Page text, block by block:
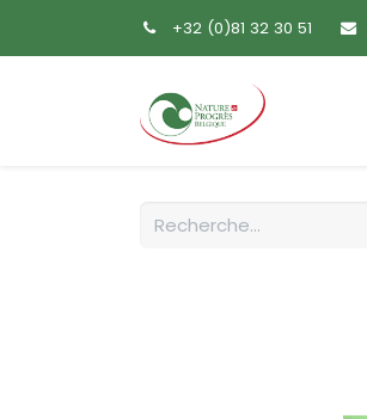
+32 (0)81 32 30 51